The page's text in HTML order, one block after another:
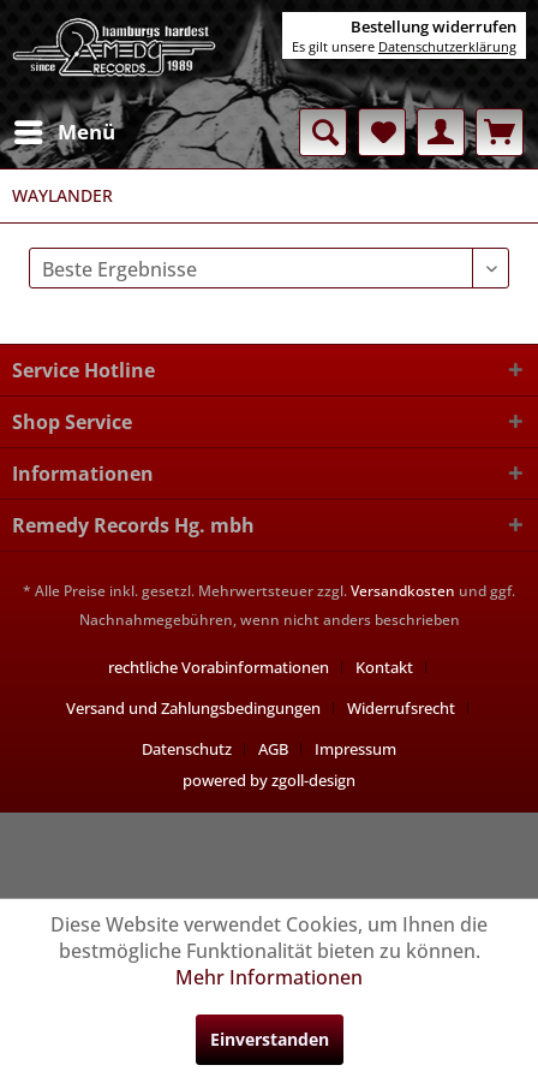
Menü
WAYLANDER
Service Hotline
Shop Service
Informationen
Remedy Records Hg. mbh
* Alle Preise inkl. gesetzl. Mehrwertsteuer zzgl.Versandkosten und ggf.
Nachnahmegebühren, wenn nicht anders beschrieben
rechtliche Vorabinformationen
Kontakt
Versand und Zahlungsbedingungen
Widerrufsrecht
Datenschutz
AGB
Impressum
powered by zgoll-design
Bestellung widerrufen
Es gilt unsere Datenschutzerklärung
Diese Website verwendet Cookies, um Ihnen die
bestmögliche Funktionalität bieten zu können.
Mehr Informationen
Einverstanden